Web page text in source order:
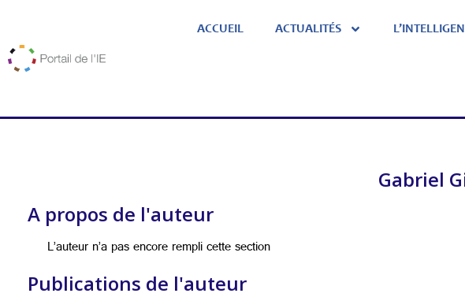
ACCUEIL ACTUALITÉS
Gabriel
A propos de l'auteur
L’auteur n’a pas encore rempli cette section
Publications de l'auteur